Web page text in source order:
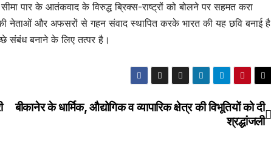
पार के आतंकवाद के विरुद्ध ब्रिक्स-राष्ट्रों को बोलने पर सहमत करा
नेताओं और अफसरों से गहन संवाद स्थापित करके भारत की यह छवि बनाई है
संबंध बनाने के लिए तत्पर है।
बीकानेर के धार्मिक, औद्योगिक व व्यापारिक क्षेत्र की विभूतियों को दी
श्रद्धांजली